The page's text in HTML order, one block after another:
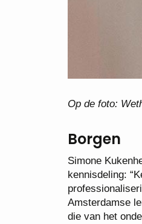
Op de foto:
Borgen
Simone
kennisdeling:
Amsterdamse
die van het